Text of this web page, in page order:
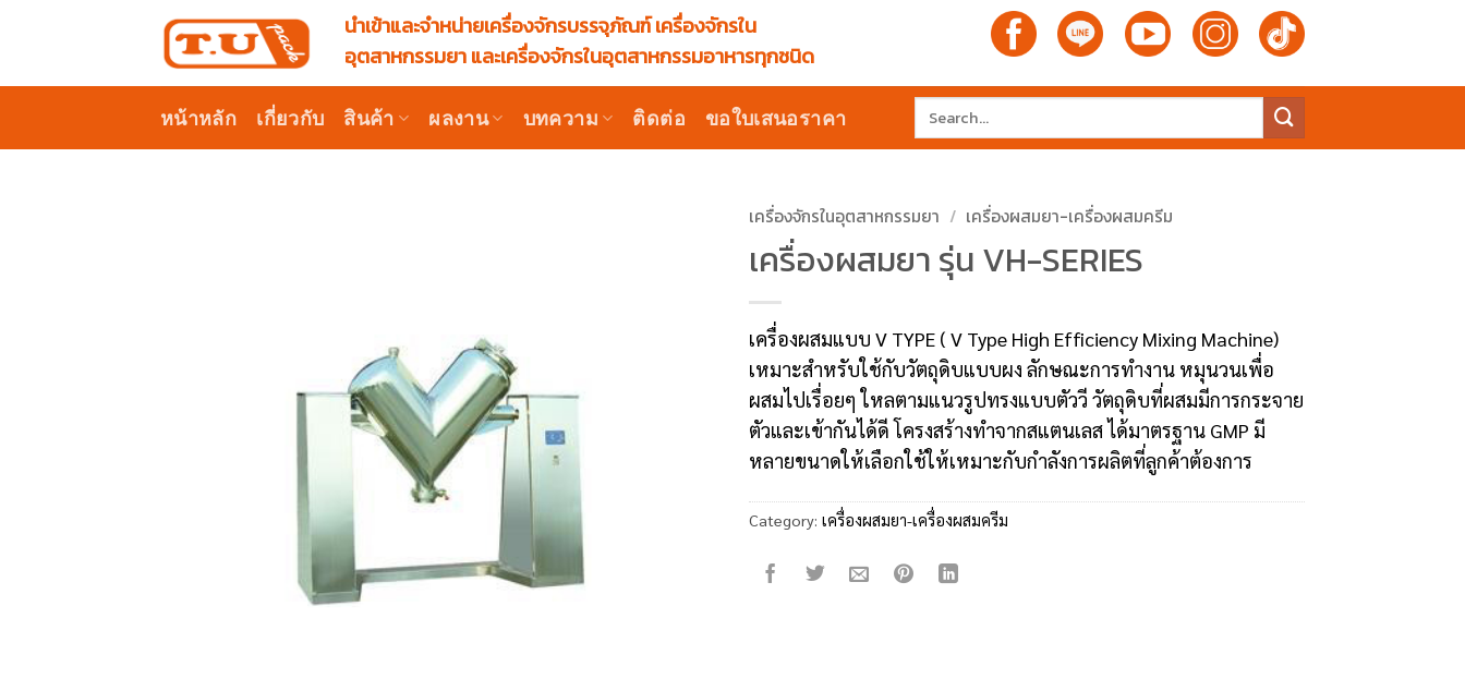
นำเข้าและจำหน่ายเครื่องจักรบรรจุภัณฑ์ เครื่องจักรใน
อุตสาหกรรมยา และเครื่องจักรในอุตสาหกรรมอาหารทุกชนิด
หน้าหลัก เกี่ยวกับ สินค้า ผลงาน บทความ ติดต่อ ขอใบเสนอราคา
Search
for:
เครื่องจักรในอุตสาหกรรมยา / เครื่องผสมยา-เครื่องผสมครีม
เครื่องผสมยา รุ่น VH-SERIES
เครื่องผสมแบบ V TYPE ( V Type High Efficiency Mixing Machine)
เหมาะสำหรับใช้กับวัตถุดิบแบบผง ลักษณะการทำงาน หมุนวนเพื่อ
ผสมไปเรื่อยๆ ใหลตามแนวรูปทรงแบบตัววี วัตถุดิบที่ผสมมีการกระจาย
ตัวและเข้ากันได้ดี โครงสร้างทำจากสแตนเลส ได้มาตรฐาน GMP มี
หลายขนาดให้เลือกใช้ให้เหมาะกับกำลังการผลิตที่ลูกค้าต้องการ
Category: เครื่องผสมยา-เครื่องผสมครีม